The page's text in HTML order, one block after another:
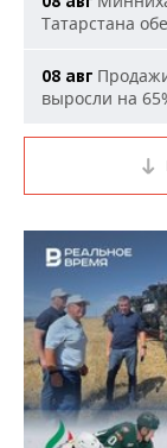
Татарстана
08 авг
выросли на